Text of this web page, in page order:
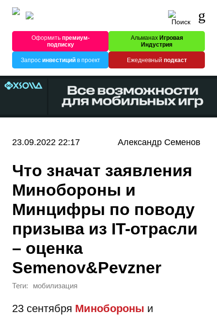
Оформитьпремиум-
подписку
Альманах Игровая
Индустрия
Запрос инвестицийв проект Ежедневный подкаст
23.09.2022 22:17 Александр Семенов
Что значат заявления
Минобороны и
Минцифры по поводу
призыва из IT-отрасли
– оценка
Semenov&Pevzner
Теги: мобилизация
23 сентября Минобороны и